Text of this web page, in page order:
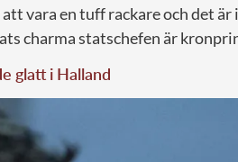
vara en tuff rackare och det
charma statschefen är
glatt i Halland